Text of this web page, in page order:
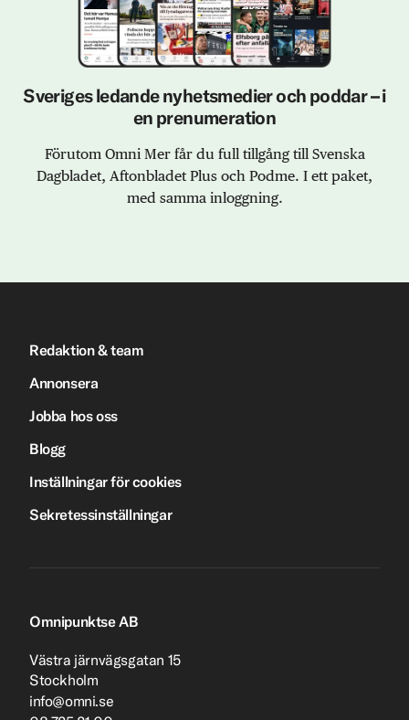
Sveriges ledande nyhetsmedier och poddar – i
en prenumeration
Förutom Omni Mer får du full tillgång till Svenska
Dagbladet, Aftonbladet Plus och Podme. I ett paket,
med samma inloggning.
Redaktion & team
Annonsera
Jobba hos oss
Blogg
Inställningar för cookies
Sekretessinställningar
Omnipunktse AB
Västra järnvägsgatan 15
Stockholm
info@omni.se